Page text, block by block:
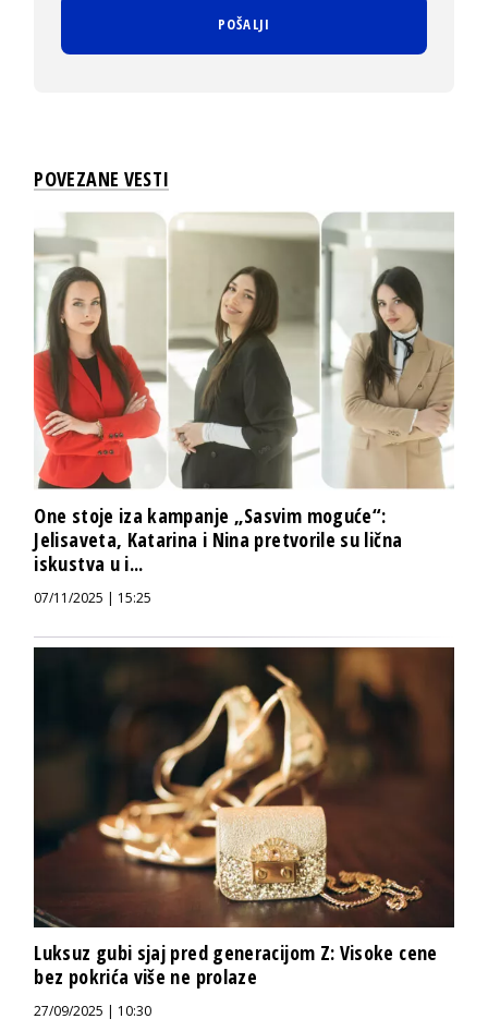
POVEZANE VESTI
One stoje iza kampanje „Sasvim moguće“:
Jelisaveta, Katarina i Nina pretvorile su lična
iskustva u i...
07/11/2025 | 15:25
Luksuz gubi sjaj pred generacijom Z: Visoke cene
bez pokrića više ne prolaze
27/09/2025 | 10:30